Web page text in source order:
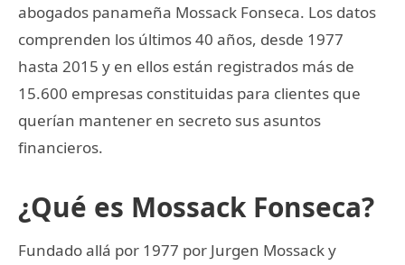
abogados panameña Mossack Fonseca. Los datos
comprenden los últimos 40 años, desde 1977
hasta 2015 y en ellos están registrados más de
15.600 empresas constituidas para clientes que
querían mantener en secreto sus asuntos
financieros.
¿Qué es Mossack Fonseca?
Fundado allá por 1977 por Jurgen Mossack y